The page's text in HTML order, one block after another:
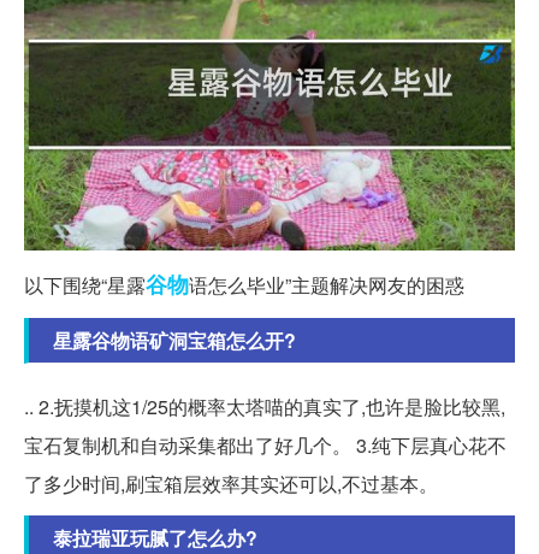
以下围绕“星露谷物语怎么毕业”主题解决网友的困惑
星露谷物语矿洞宝箱怎么开?
.. 2.抚摸机这1/25的概率太塔喵的真实了,也许是脸比较黑,
宝石复制机和自动采集都出了好几个。 3.纯下层真心花不
了多少时间,刷宝箱层效率其实还可以,不过基本。
泰拉瑞亚玩腻了怎么办?